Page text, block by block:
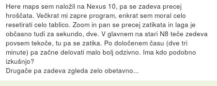
Here maps sem naložil na Nexus 10, pa se zadeva precej
hroščata. Večkrat mi zapre program, enkrat sem moral celo
resetirati celo tablico. Zoom in pan se precej zatikata in laga je
občasno tudi za sekundo, dve. V glavnem na stari N8 teče zedeva
povsem tekoče, tu pa se zatika. Po določenem času (dve tri
minute) pa začne delovati malo bolj odzivno. Ima kdo podobno
izkušnjo?
Drugače pa zadeva zgleda zelo obetavno...